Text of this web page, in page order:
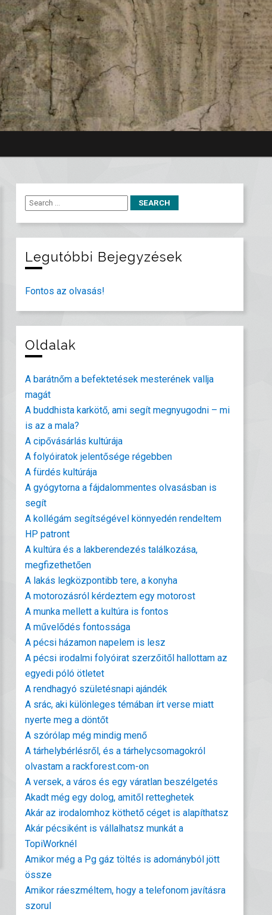
Legutóbbi Bejegyzések
Fontos az olvasás!
Oldalak
A barátnőm a befektetések mesterének vallja
magát
A buddhista karkötő, ami segít megnyugodni – mi
is az a mala?
A cipővásárlás kultúrája
A folyóiratok jelentősége régebben
A fürdés kultúrája
A gyógytorna a fájdalommentes olvasásban is
segít
A kollégám segítségével könnyedén rendeltem
HP patront
A kultúra és a lakberendezés találkozása,
megfizethetően
A lakás legközpontibb tere, a konyha
A motorozásról kérdeztem egy motorost
A munka mellett a kultúra is fontos
A művelődés fontossága
A pécsi házamon napelem is lesz
A pécsi irodalmi folyóirat szerzőitől hallottam az
egyedi póló ötletet
A rendhagyó születésnapi ajándék
A srác, aki különleges témában írt verse miatt
nyerte meg a döntőt
A szórólap még mindig menő
A tárhelybérlésről, és a tárhelycsomagokról
olvastam a rackforest.com-on
A versek, a város és egy váratlan beszélgetés
Akadt még egy dolog, amitől retteghetek
Akár az irodalomhoz köthető céget is alapíthatsz
Akár pécsiként is vállalhatsz munkát a
TopiWorknél
Amikor még a Pg gáz töltés is adományból jött
össze
Amikor ráeszméltem, hogy a telefonom javításra
szorul